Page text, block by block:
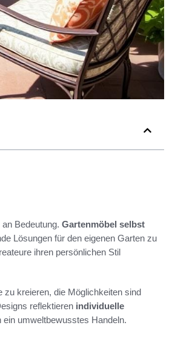
Bedeutung. Gartenmöbel selbst
Lösungen für den eigenen Garten zu
ihren persönlichen Stil
zu kreieren, die Möglichkeiten sind
reflektieren individuelle
umweltbewusstes Handeln.